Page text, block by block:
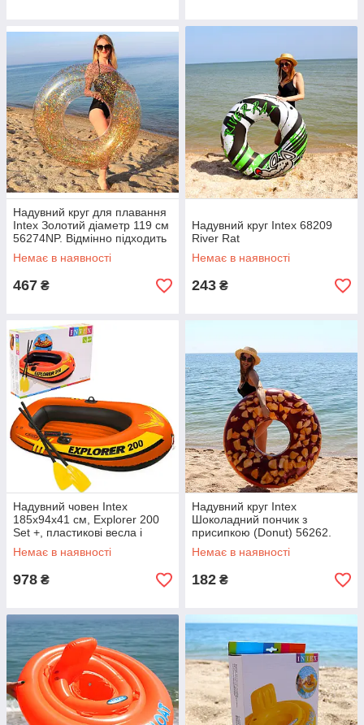
Надувний круг для плавання
Intex Золотий діаметр 119 см
56274NP. Відмінно підходить
для відпочинку на морі
Немає в наявності
467 ₴
Надувний круг Intex 68209
River Rat
Немає в наявності
243 ₴
Надувний човен Intex
185x94x41 см, Explorer 200
Set +, пластикові весла і
ручний насос (58331)
Немає в наявності
978 ₴
Надувний круг Intex
Шоколадний пончик з
присипкою (Donut) 56262.
Дуже добре підходить для
відпочинку на морі, в басейні
Немає в наявності
182 ₴